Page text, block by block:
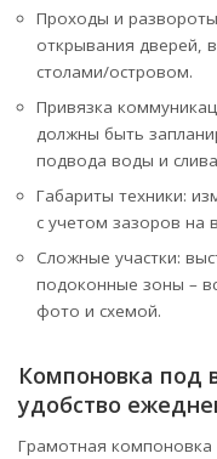
Проходы и
открывания дверей,
столами/островом.
Привязка
должны быть
подвода воды и
Габариты техники:
с учетом зазоров на
Сложные участки:
подоконные зоны –
фото и схемой.
Компоновка под
удобство
Грамотная компоновка